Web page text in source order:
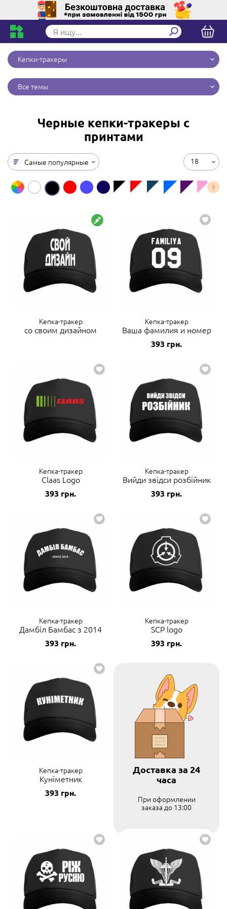
Кепки-тракеры
Все темы
Черные кепки-тракеры с
принтами
Самые популярные 18
Кепка-тракер
со своим дизайном
Кепка-тракер
Ваша фамилия и номер
393 грн.
Кепка-тракер
Claas Logo
393 грн.
Кепка-тракер
Вийди звідси розбійник
393 грн.
Кепка-тракер
Дамбіл Бамбас з 2014
393 грн.
Кепка-тракер
SCP logo
393 грн.
Кепка-тракер
Куніметник
393 грн.
Доставка за 24
часа
При оформлении
заказа до 13:00